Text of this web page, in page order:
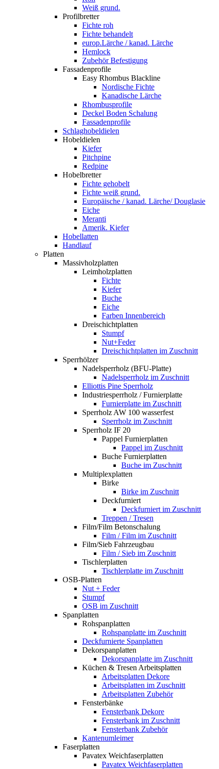
Weiß grund.
Profilbretter
Fichte roh
Fichte behandelt
europ.Lärche / kanad. Lärche
Hemlock
Zubehör Befestigung
Fassadenprofile
Easy Rhombus Blackline
Nordische Fichte
Kanadische Lärche
Rhombusprofile
Deckel Boden Schalung
Fassadenprofile
Schlaghobeldielen
Hobeldielen
Kiefer
Pitchpine
Redpine
Hobelbretter
Fichte gehobelt
Fichte weiß grund.
Europäische / kanad. Lärche/ Douglasie
Eiche
Meranti
Amerik. Kiefer
Hobellatten
Handlauf
Platten
Massivholzplatten
Leimholzplatten
Fichte
Kiefer
Buche
Eiche
Farben Innenbereich
Dreischichtplatten
Stumpf
Nut+Feder
Dreischichtplatten im Zuschnitt
Sperrhölzer
Nadelsperrholz (BFU-Platte)
Nadelsperrholz im Zuschnitt
Elliottis Pine Sperrholz
Industriesperrholz / Furnierplatte
Furnierplatte im Zuschnitt
Sperrholz AW 100 wasserfest
Sperrholz im Zuschnitt
Sperrholz IF 20
Pappel Furnierplatten
Pappel im Zuschnitt
Buche Furnierplatten
Buche im Zuschnitt
Multiplexplatten
Birke
Birke im Zuschnitt
Deckfurniert
Deckfurniert im Zuschnitt
Treppen / Tresen
Film/Film Betonschalung
Film / Film im Zuschnitt
Film/Sieb Fahrzeugbau
Film / Sieb im Zuschnitt
Tischlerplatten
Tischlerplatte im Zuschnitt
OSB-Platten
Nut + Feder
Stumpf
OSB im Zuschnitt
Spanplatten
Rohspanplatten
Rohspanplatte im Zuschnitt
Deckfurnierte Spanplatten
Dekorspanplatten
Dekorspanplatte im Zuschnitt
Küchen & Tresen Arbeitsplatten
Arbeitsplatten Dekore
Arbeitsplatten im Zuschnitt
Arbeitsplatten Zubehör
Fensterbänke
Fensterbank Dekore
Fensterbank im Zuschnitt
Fensterbank Zubehör
Kantenumleimer
Faserplatten
Pavatex Weichfaserplatten
Pavatex Weichfaserplatten